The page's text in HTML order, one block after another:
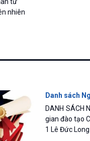
nhiên
Danh sách
DANH SÁCH
gian đào tạo
1 Lê Đức